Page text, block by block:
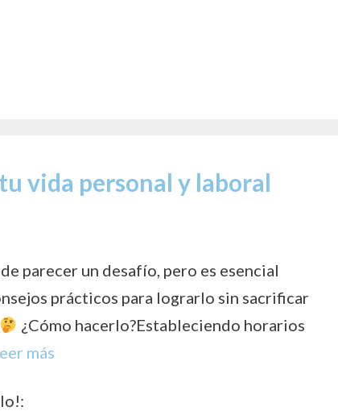
vida personal y laboral
parecer un desafío, pero es esencial
prácticos para lograrlo sin sacrificar
¿Cómo hacerlo?Estableciendo horarios
más